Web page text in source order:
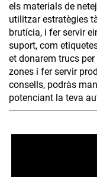
els materials de
utilitzar estratègies
brutícia, i fer servir
suport, com
et donarem trucs
zones i fer servir
consells, podràs
potenciant la teva